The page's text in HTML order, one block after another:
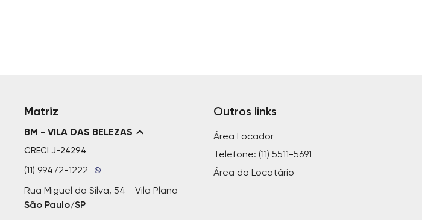
Matriz
BM - VILA DAS BELEZAS
CRECI J-24294
(11) 99472-1222
Rua Miguel da Silva, 54 - Vila Plana
São Paulo/SP
Outros links
Área Locador
Telefone: (11) 5511-5691
Área do Locatário